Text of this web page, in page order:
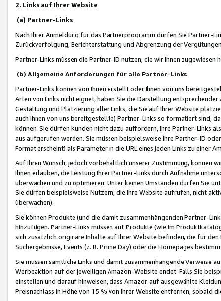
2. Links auf Ihrer Website
(a) Partner-Links
Nach Ihrer Anmeldung für das Partnerprogramm dürfen Sie Partner-
Zurückverfolgung, Berichterstattung und Abgrenzung der
Partner-Links müssen die Partner-ID nutzen, die wir Ihnen zugewiesen
(b) Allgemeine Anforderungen für alle Partner-Links
Partner-Links können von Ihnen erstellt oder Ihnen von uns
Arten von Links nicht eignet, haben Sie die Darstellung
Gestaltung und Platzierung aller Links, die Sie auf Ihrer Website
auch Ihnen von uns bereitgestellte) Partner-Links so formatiert sind,
können. Sie dürfen Kunden nicht dazu auffordern, Ihre Partner-Links
aus aufgerufen werden. Sie müssen beispielsweise Ihre Partner-ID
Format erscheint) als Parameter in die URL eines jeden Links zu einer
Auf Ihren Wunsch, jedoch vorbehaltlich unserer Zustimmung, können
Ihnen erlauben, die Leistung Ihrer Partner-Links durch Aufnahme
überwachen und zu optimieren. Unter keinen Umständen dürfen Sie
Sie dürfen beispielsweise Nutzern, die Ihre Website aufrufen, nicht
überwachen).
Sie können Produkte (und die damit zusammenhängenden Partner-
hinzufügen. Partner-Links müssen auf Produkte (wie im
sich zusätzlich originäre Inhalte auf Ihrer Website befinden, die für
Suchergebnisse, Events (z. B. Prime Day) oder die Homepages
Sie müssen sämtliche Links und damit zusammenhängende
Werbeaktion auf der jeweiligen Amazon-Website endet. Falls Sie
einstellen und darauf hinweisen, dass Amazon auf ausgewählte
Preisnachlass in Höhe von 15 % von Ihrer Website entfernen, sobald